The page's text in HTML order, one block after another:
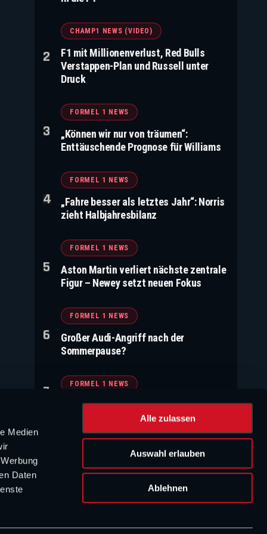
Medien
Daten
Alle zulassen
Auswahl erlauben
Ablehnen
CHAMP1 NEWS (VIDEO)
F1 mit Millionenverlust, Red Bulls
Verstappen-Plan und Russell unter
Druck
FORMEL 1 NEWS
„Können wir nur von träumen“:
Enttäuschende Prognose für Williams
FORMEL 1 NEWS
„Fahre besser als letztes Jahr“: Norris
zieht Halbjahresbilanz
FORMEL 1 NEWS
Aston Martin verliert nächste zentrale
Figur – Newey setzt neuen Fokus
FORMEL 1 NEWS
Großer Audi-Angriff nach der
Sommerpause?
FORMEL 1 NEWS
David Schumacher im Baby-Glück
WERBUNG